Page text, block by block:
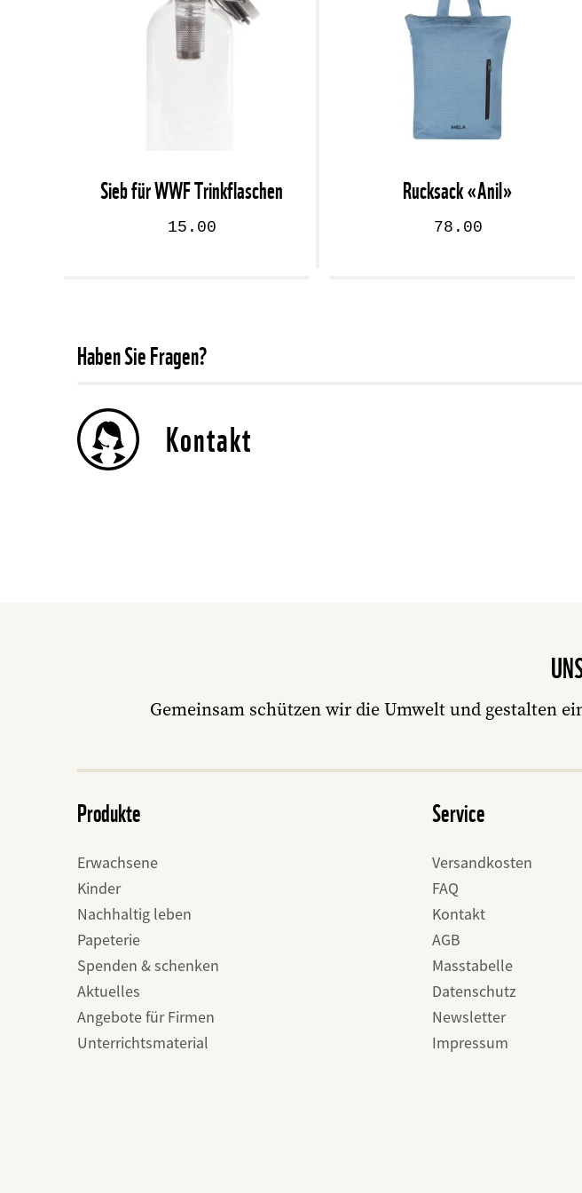
Sieb für WWF Trinkflaschen
15.00
Rucksack «Anil»
78.00
Haben Sie Fragen?
Kontakt
Gemeinsam schützen wir die Umwelt und gestalten
Produkte
Erwachsene
Kinder
Nachhaltig leben
Papeterie
Spenden & schenken
Aktuelles
Angebote für Firmen
Unterrichtsmaterial
Service
Versandkosten
FAQ
Kontakt
AGB
Masstabelle
Datenschutz
Newsletter
Impressum